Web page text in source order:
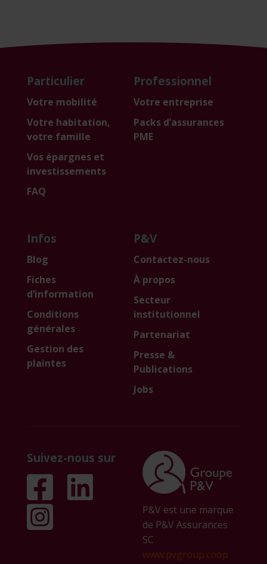
Particulier
Votre mobilité
Votre habitation,
votre famille
Vos épargnes et
investissements
FAQ
Professionnel
Votre entreprise
Packs d’assurances
PME
Infos
Blog
Fiches
d’information
Conditions
générales
Gestion des
plaintes
P&V
Contactez-nous
À propos
Secteur
institutionnel
Partenariat
Presse &
Publications
Jobs
Suivez-nous sur
P&V est une marque
de P&V Assurances
SC
www.pvgroup.coop